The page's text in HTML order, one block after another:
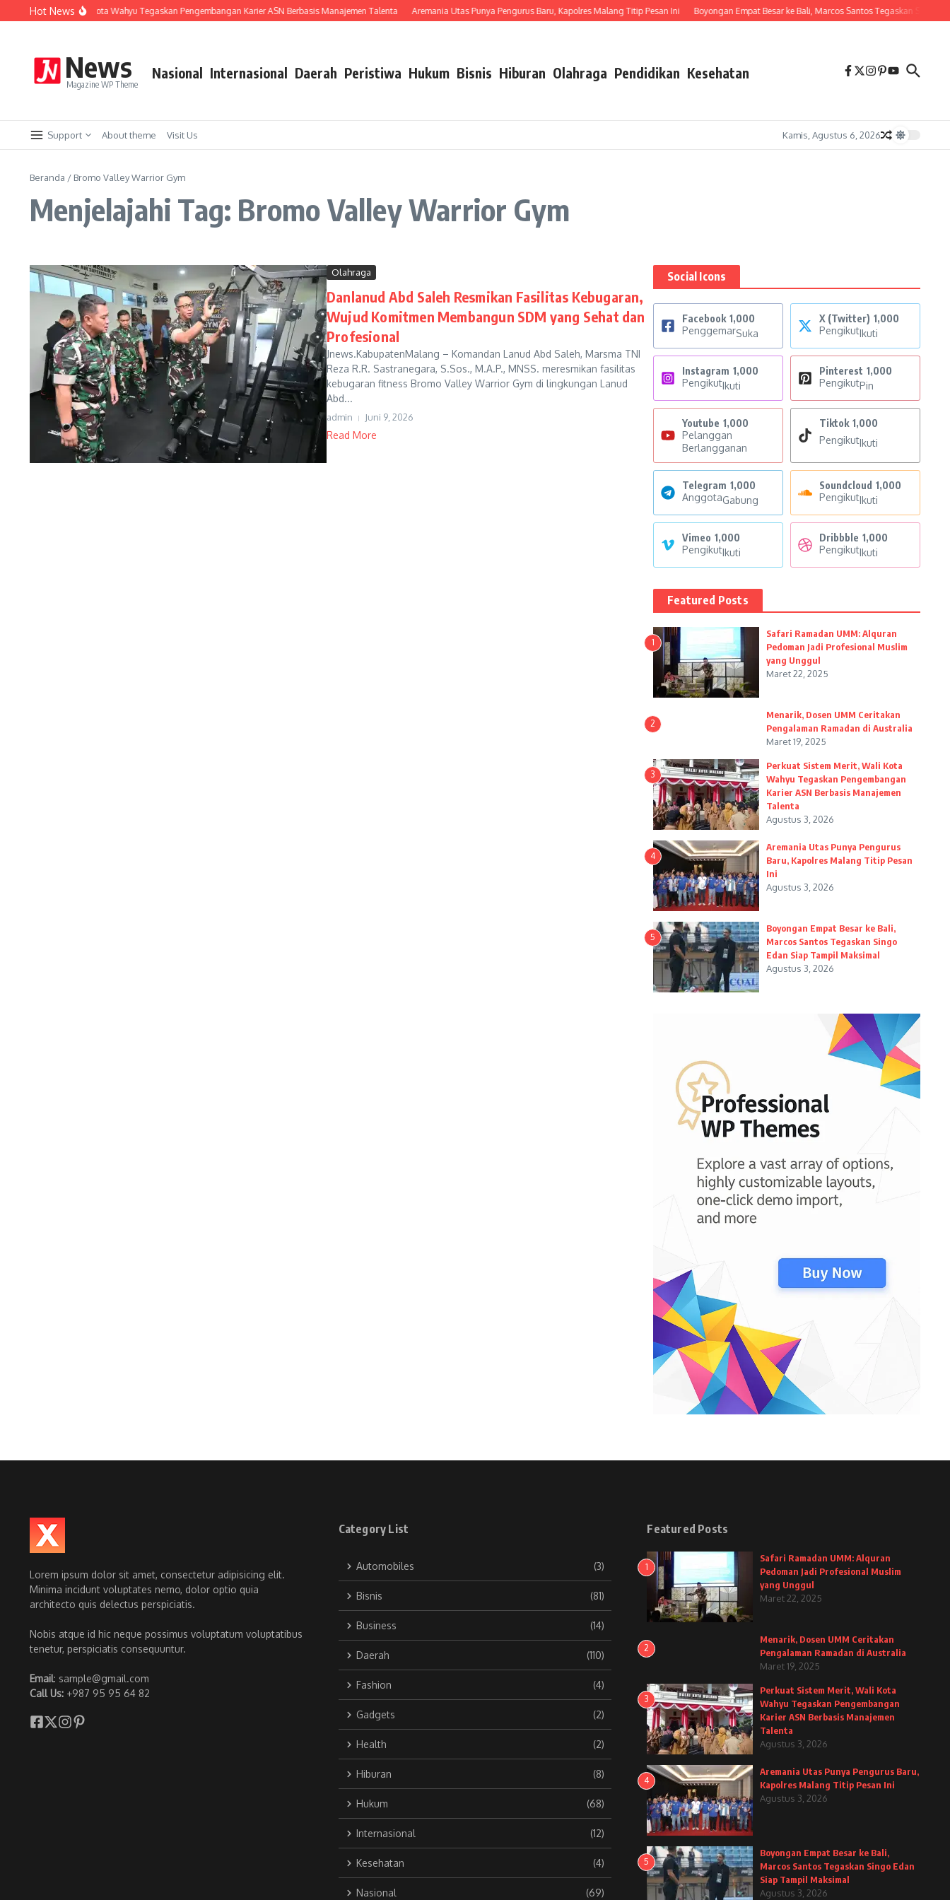
Lewati ke konten
Hot News
Sistem Merit, Wali Kota Wahyu Tegaskan Pengembangan Karier ASN Berbasis Manajemen Talenta Aremania Utas Punya Pengurus Baru, Kapolres Malang Titip Pesan Ini Boyongan Empat Besar ke Bali, Marcos Santos Tegaskan Singo Edan
News
Magazine WP Theme
Nasional Internasional Daerah Peristiwa Hukum Bisnis Hiburan Olahraga Pendidikan Kesehatan
Support About theme Visit Us Kamis, Agustus 6, 2026
Beranda / Bromo Valley Warrior Gym
Menjelajahi Tag: Bromo Valley Warrior Gym
Olahraga
Danlanud Abd Saleh Resmikan Fasilitas Kebugaran,
Wujud Komitmen Membangun SDM yang Sehat dan
Profesional
Jnews.KabupatenMalang – Komandan Lanud Abd Saleh, Marsma TNI
Reza R.R. Sastranegara, S.Sos., M.A.P., MNSS. meresmikan fasilitas
kebugaran fitness Bromo Valley Warrior Gym di lingkungan Lanud
Abd...
admin Juni 9, 2026
Read More
Social Icons
Facebook 1,000
PenggemarSuka
X (Twitter) 1,000
PengikutIkuti
Instagram 1,000
PengikutIkuti
Pinterest 1,000
PengikutPin
Youtube 1,000
Pelanggan
Berlangganan
Tiktok 1,000
PengikutIkuti
Telegram 1,000
AnggotaGabung
Soundcloud 1,000
PengikutIkuti
Vimeo 1,000
PengikutIkuti
Dribbble 1,000
PengikutIkuti
Featured Posts
1
Safari Ramadan UMM: Alquran
Pedoman Jadi Profesional Muslim
yang Unggul
Maret 22, 2025
2
Menarik, Dosen UMM Ceritakan
Pengalaman Ramadan di Australia
Maret 19, 2025
3
Perkuat Sistem Merit, Wali Kota
Wahyu Tegaskan Pengembangan
Karier ASN Berbasis Manajemen
Talenta
Agustus 3, 2026
4
Aremania Utas Punya Pengurus
Baru, Kapolres Malang Titip Pesan
Ini
Agustus 3, 2026
5
Boyongan Empat Besar ke Bali,
Marcos Santos Tegaskan Singo
Edan Siap Tampil Maksimal
Agustus 3, 2026
Lorem ipsum dolor sit amet, consectetur adipisicing elit.
Minima incidunt voluptates nemo, dolor optio quia
architecto quis delectus perspiciatis.
Nobis atque id hic neque possimus voluptatum voluptatibus
tenetur, perspiciatis consequuntur.
Email: sample@gmail.com
Call Us: +987 95 95 64 82
Category List
Automobiles (3)
Bisnis (81)
Business (14)
Daerah (110)
Fashion (4)
Gadgets (2)
Health (2)
Hiburan (8)
Hukum (68)
Internasional (12)
Kesehatan (4)
Nasional (69)
Featured Posts
1
Safari Ramadan UMM: Alquran
Pedoman Jadi Profesional Muslim
yang Unggul
Maret 22, 2025
2
Menarik, Dosen UMM Ceritakan
Pengalaman Ramadan di Australia
Maret 19, 2025
3
Perkuat Sistem Merit, Wali Kota
Wahyu Tegaskan Pengembangan
Karier ASN Berbasis Manajemen
Talenta
Agustus 3, 2026
4
Aremania Utas Punya Pengurus Baru,
Kapolres Malang Titip Pesan Ini
Agustus 3, 2026
5
Boyongan Empat Besar ke Bali,
Marcos Santos Tegaskan Singo Edan
Siap Tampil Maksimal
Agustus 3, 2026